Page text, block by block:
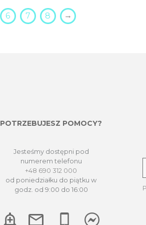
6 7 8 →
POTRZEBUJESZ POMOCY?
Jesteśmy dostępni pod
numerem telefonu
+48 690 312 000
od poniedziałku do piątku w
godz. od 9:00 do 16:00